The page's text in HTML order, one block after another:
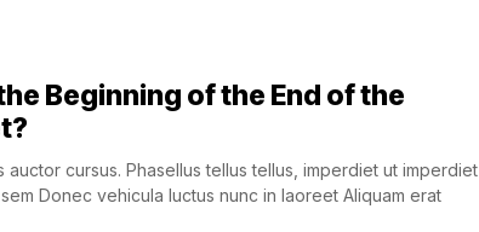
Beginning of the End of the
auctor cursus. Phasellus tellus tellus, imperdiet ut imperdiet
Donec vehicula luctus nunc in laoreet Aliquam erat